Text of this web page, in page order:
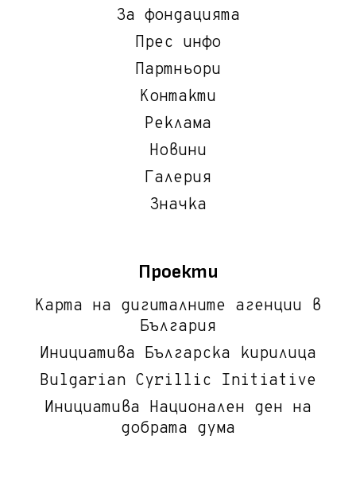
За фондацията
Прес инфо
Партньори
Контакти
Реклама
Новини
Галерия
Значка
Проекти
Карта на дигиталните агенции в
България
Инициатива Българска кирилица
Bulgarian Cyrillic Initiative
Инициатива Национален ден на
добрата дума